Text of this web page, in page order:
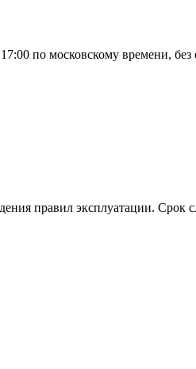
по московскому времени, без
правил эксплуатации. Срок